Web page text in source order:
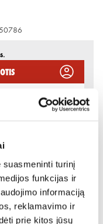
suasmeninti turinį
funkcijas ir
informaciją
reklamavimo ir
prie kitos jūsų